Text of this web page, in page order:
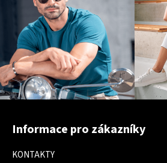
Z
Informace pro zákazníky
KONTAKTY